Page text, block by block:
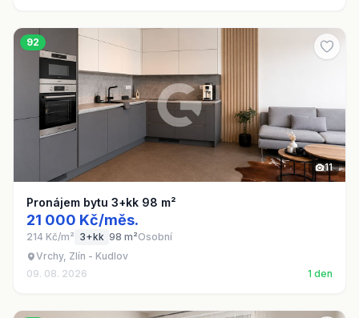
92
11
Pronájem bytu 3+kk 98 m²
21 000 Kč/měs.
214 Kč/m² 3+kk 98 m²Osobní
Vrchy, Zlín - Kudlov
09. 08. 2026
1 den